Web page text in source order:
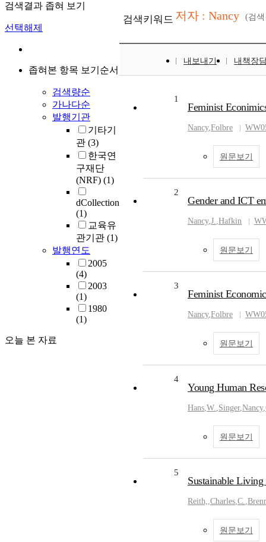
검색결과 좁혀 보기
선택해제
좁혀본 항목 보기순서
검색량순
가나다순
발행기관
기타기
관 (3)
한국연
구재단
(NRF) (1)
dCollection
(1)
교육유
관기관 (1)
발행연도
2005
(4)
2003
(1)
1980
(1)
오늘 본 자료
검색키워드 저자 : Nancy (검
내보내기 내책장
1
Feminist
Nancy,Folbre
원문보기
2
Gender and ICT
Nancy,J.,Hafkin
원문보기
3
Feminist
Nancy,Folbre
원문보기
4
Young Human
Hans,W.,Singer,Nancy,
원문보기
5
Sustainable
Reith,,Charles,C.,
원문보기